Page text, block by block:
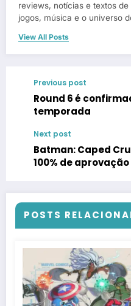
reviews, notícias e textos
jogos, música e o universo
View All Posts
Previous post
Round 6 é
temporada
Next post
Batman: Caped
100% de aprovação
POSTS